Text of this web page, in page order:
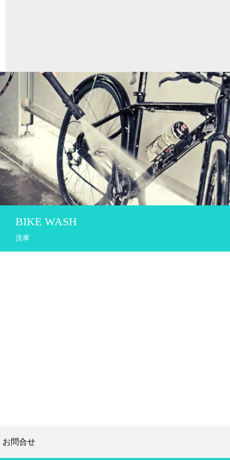
BIKE WASH
洗車
お問合せ